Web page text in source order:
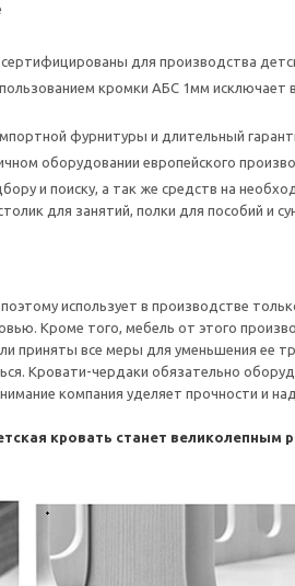
для производства
кромки АБС 1мм
фурнитуры и длительный
оборудовании европейского
и поиску, а так же средств на
для занятий, полки для пособий и
использует в производстве
Кроме того, мебель от этого
приняты все меры для уменьшения ее
Кровати-чердаки обязательно
компания уделяет прочности и
кровать станет